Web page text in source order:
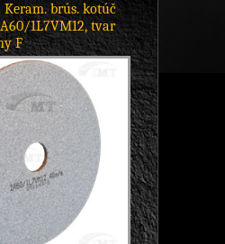
Keram. brús. kotúč
1L7VM12, tvar
F